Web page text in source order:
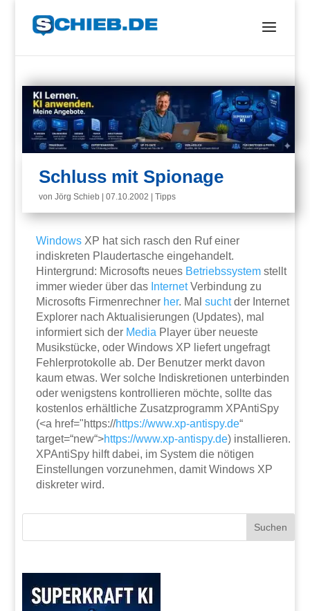
Schluss mit Spionage
vonJörg Schieb |07.10.2002 |Tipps
Windows XP hat sich rasch den Ruf einer
indiskreten Plaudertasche eingehandelt.
Hintergrund: Microsofts neues Betriebssystem stellt
immer wieder über das InternetVerbindung zu
Microsofts Firmenrechner her. Malsuchtder Internet
Explorer nach Aktualisierungen (Updates), mal
informiert sich der Media Player über neueste
Musikstücke, oder Windows XP liefert ungefragt
Fehlerprotokolle ab. Der Benutzer merkt davon
kaum etwas. Wer solche Indiskretionen unterbinden
oder wenigstens kontrollieren möchte, sollte das
kostenlos erhältliche Zusatzprogramm XPAntiSpy
(<a href="https://https://www.xp-antispy.de“
target=“new“>https://www.xp-antispy.de) installieren.
XPAntiSpy hilft dabei, im System die nötigen
Einstellungen vorzunehmen, damit Windows XP
diskreter wird.